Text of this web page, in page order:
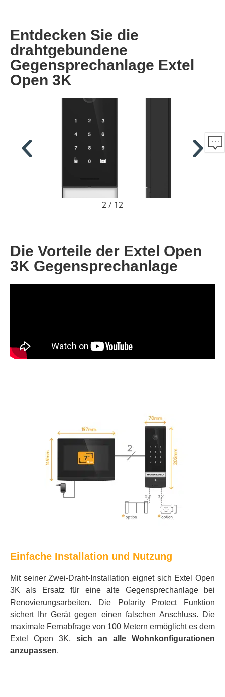
Entdecken Sie die
drahtgebundene
Gegensprechanlage Extel
Open 3K
2 / 12
Die Vorteile der Extel Open
3K Gegensprechanlage
Einfache Installation und Nutzung
Mit seiner Zwei-Draht-Installation eignet sich Extel Open
3K als Ersatz für eine alte Gegensprechanlage bei
Renovierungsarbeiten. Die Polarity Protect Funktion
sichert Ihr Gerät gegen einen falschen Anschluss. Die
maximale Fernabfrage von 100 Metern ermöglicht es dem
Extel Open 3K, sich an alle Wohnkonfigurationen
anzupassen.